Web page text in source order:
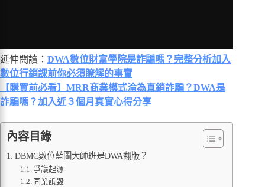
延伸閱讀： DWA數位財富學院是詐騙嗎？完整分析加入
數位行銷課前你必須瞭解的事實
【購買前必看】MRR商業模式淪為直銷詐騙？DWA是
詐騙嗎？加入近３個月真實心得分享
內容目錄
DBMC數位藍圖大師班是DWA翻版？
爭議起源
同業詆毀